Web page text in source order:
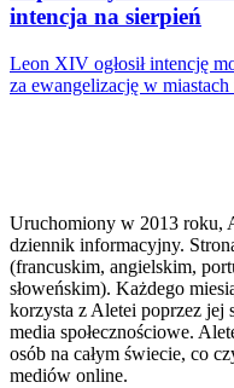
intencja na sierpień
Leon XIV ogłosił intencję
za ewangelizację w
Uruchomiony w 2013 roku,
dziennik informacyjny.
(francuskim, angielskim,
słoweńskim). Każdego
korzysta z Aletei poprzez jej
media społecznościowe.
osób na całym świecie, co
mediów online.